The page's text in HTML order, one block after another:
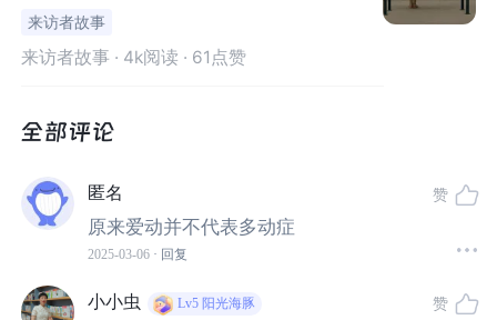
不误解、不轻视、不浪漫化
受字面意思影响，活泼好动的人，总会被调侃为“多动症”，
其实这是两个交错的概念：
多动是多动症的表现之一
多动症的主要临床表现是明显的注意力不集中和注意持续
来访者故事
来访者故事 · 4k阅读 · 61点赞
匿名
原来爱动并不代表多动症
2025-03-06 · 回复
赞
小小虫 Lv5 阳光海豚 赞